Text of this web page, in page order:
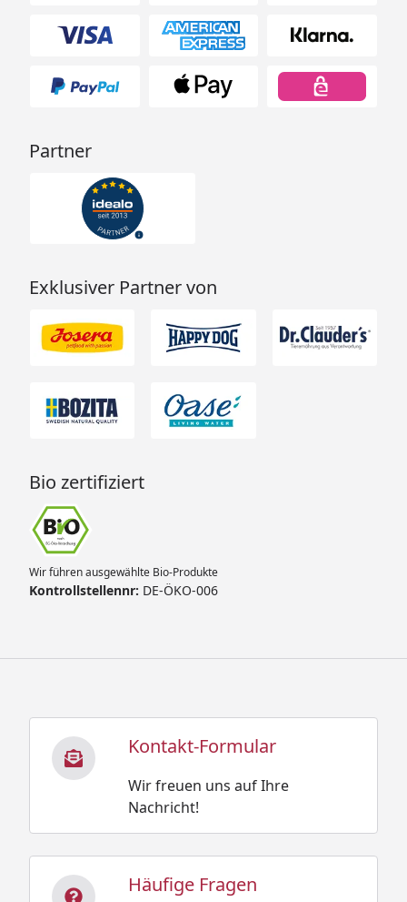
Partner
Exklusiver Partner von
Bio zertifiziert
Wir führen ausgewählte Bio-Produkte
Kontrollstellennr: DE-ÖKO-006
Kontakt-Formular
Wir freuen uns auf Ihre
Nachricht!
Häufige Fragen